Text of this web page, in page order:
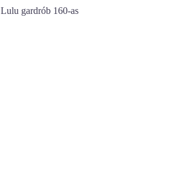
Lulu gardrób 160-as